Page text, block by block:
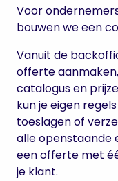
Voor
bouwen we een
Vanuit de
offerte
catalogus en
kun je eigen
toeslagen of
alle openstaande
een offerte met
je klant.